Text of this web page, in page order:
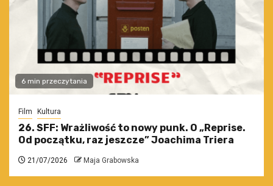
6 min przeczytania
Film Kultura
26. SFF: Wrażliwość to nowy punk. O „Reprise.
Od początku, raz jeszcze” Joachima Triera
21/07/2026 Maja Grabowska